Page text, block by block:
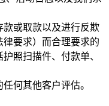
或取款以及进行反欺
要求）而合理要求的
照扫描件、付款单、
何其他客户评估。